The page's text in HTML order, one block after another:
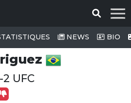
NEWS BIO
2 UFC